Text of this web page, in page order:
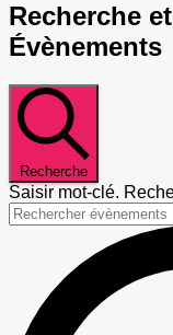
Recherche
Évènements
Recherche
Saisir mot-clé.